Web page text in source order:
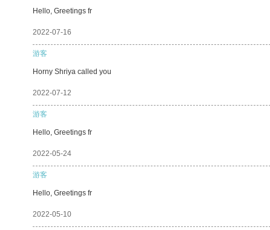
Hello, Greetings fr
2022-07-16
游客
Horny Shriya called you
2022-07-12
游客
Hello, Greetings fr
2022-05-24
游客
Hello, Greetings fr
2022-05-10